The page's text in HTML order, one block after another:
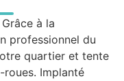
Grâce à la
professionnel du
quartier et tente
Implanté